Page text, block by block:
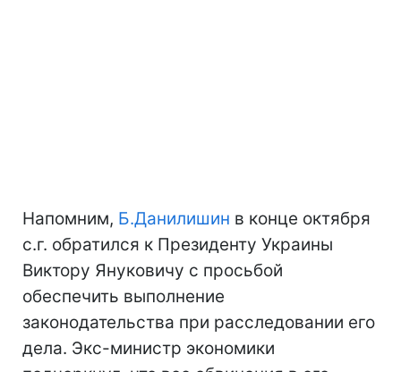
Напомним, Б.Данилишин в конце октября
с.г. обратился к Президенту Украины
Виктору Януковичу с просьбой
обеспечить выполнение
законодательства при расследовании его
дела. Экс-министр экономики